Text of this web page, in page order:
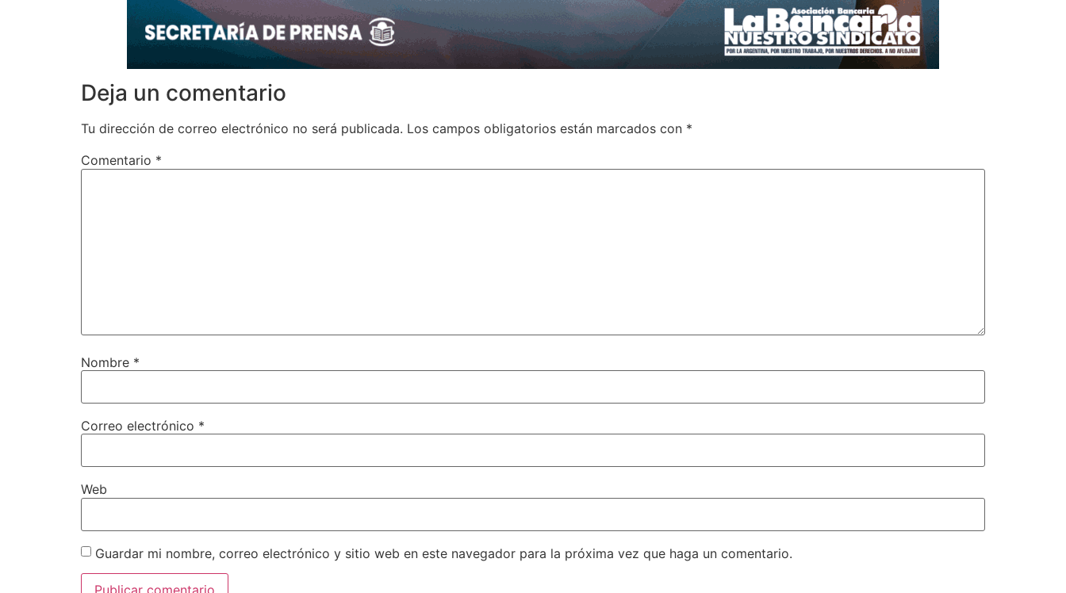
Deja un comentario
Tu dirección de correo electrónico no será publicada. Los campos obligatorios están marcados con *
Comentario *
Nombre *
Correo electrónico *
Web
Guardar mi nombre, correo electrónico y sitio web en este navegador para la próxima vez que haga un comentario.